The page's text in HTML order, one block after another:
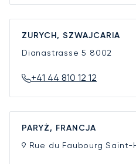
ZURYCH, SZWAJCARIA
Dianastrasse 5 8002
+41 44 810 12 12
PARYŻ, FRANCJA
9 Rue du Faubourg Saint-